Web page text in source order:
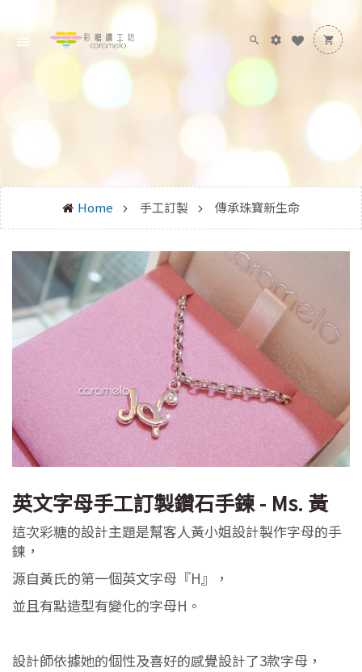
Home 手工訂製 傳承珠寶新生命
英文字母手工訂製鑽石手鍊 - Ms. 黃
這次彩糖的設計主題是幫客人黃小姐設計製作字母的手
鍊，
源自黃氏的第一個英文字母『H』，
並且有點造型有變化的字母H。
設計師依據她的個性及喜好的感覺設計了3款字母，